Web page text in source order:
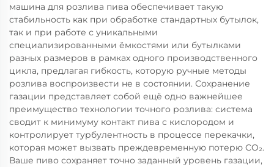
машина для розлива пива обеспечивает такую
стабильность как при обработке стандартных бутылок,
так и при работе с уникальными
специализированными ёмкостями или бутылками
разных размеров в рамках одного производственного
цикла, предлагая гибкость, которую ручные методы
розлива воспроизвести не в состоянии. Сохранение
газации представляет собой ещё одно важнейшее
преимущество технологии точного розлива: система
сводит к минимуму контакт пива с кислородом и
контролирует турбулентность в процессе перекачки,
которая может вызвать преждевременную потерю CO₂.
Ваше пиво сохраняет точно заданный уровень газации,